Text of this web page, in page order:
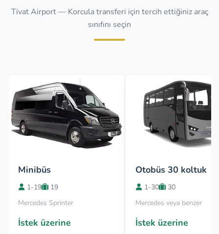
Tivat Airport — Korcula transferi için tercih ettiğiniz araç
sınıfını seçin
Minibüs
1-19
19
Mercedes Sprinter
İstek üzerine
Otobüs 30 koltuk
1-30
30
Mercedes veya benzer
İstek üzerine